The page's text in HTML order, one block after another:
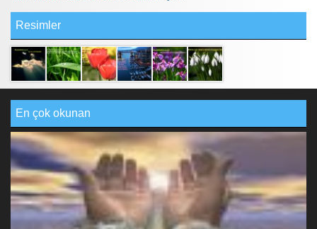
Resimler
En çok okunan